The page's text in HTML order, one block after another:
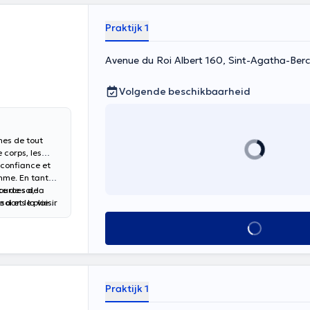
de tout
corps, les
et
En tant
de soi, la
et le plaisir
de
dans la vie
Praktijk 1
Avenue du Roi Albert 160, Sint-Agatha-
Volgende beschikbaarheid
Alles zien
Praktijk 1